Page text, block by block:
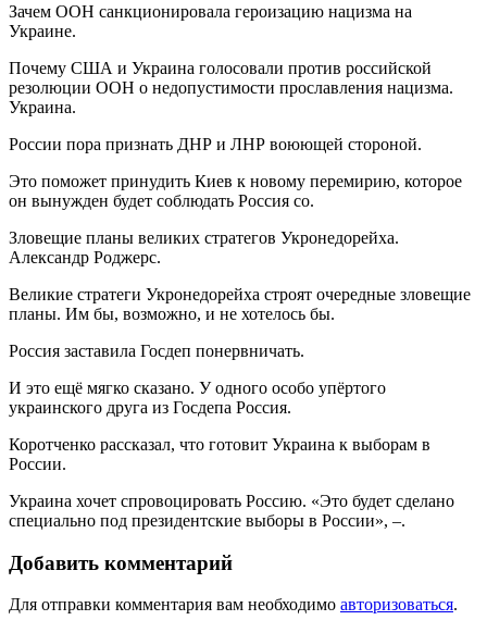
Зачем ООН санкционировала героизацию нацизма на
Украине.
Почему США и Украина голосовали против российской
резолюции ООН о недопустимости прославления нацизма.
Украина.
России пора признать ДНР и ЛНР воюющей стороной.
Это поможет принудить Киев к новому перемирию, которое
он вынужден будет соблюдать Россия со.
Зловещие планы великих стратегов Укронедорейха.
Александр Роджерс.
Великие стратеги Укронедорейха строят очередные зловещие
планы. Им бы, возможно, и не хотелось бы.
Россия заставила Госдеп понервничать.
И это ещё мягко сказано. У одного особо упёртого
украинского друга из Госдепа Россия.
Коротченко рассказал, что готовит Украина к выборам в
России.
Украина хочет спровоцировать Россию. «Это будет сделано
специально под президентские выборы в России», –.
Добавить комментарий
Для отправки комментария вам необходимо авторизоваться.